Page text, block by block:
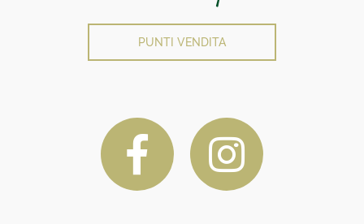
PUNTI VENDITA